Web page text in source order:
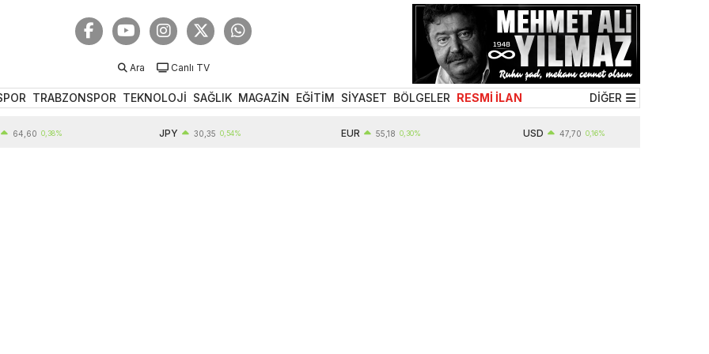
Ara Canlı TV
TRABZONSPOR TEKNOLOJİ SAĞLIK MAGAZİN EĞİTİM SİYASET BÖLGELER RESMİ İLAN DİĞER
0,38% 30,35 0,54% 55,18 0,30% 47,70 0,16%